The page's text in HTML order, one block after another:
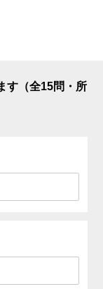
す（全15問・所